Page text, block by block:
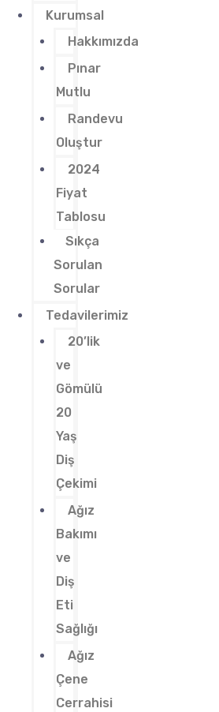
Kurumsal
Hakkımızda
Pınar
Mutlu
Randevu
Oluştur
2024
Fiyat
Tablosu
Sıkça
Sorulan
Sorular
Tedavilerimiz
20’lik
ve
Gömülü
20
Yaş
Diş
Çekimi
Ağız
Bakımı
ve
Diş
Eti
Sağlığı
Ağız
Çene
Cerrahisi